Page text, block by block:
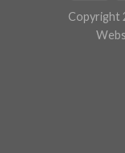
Copyright